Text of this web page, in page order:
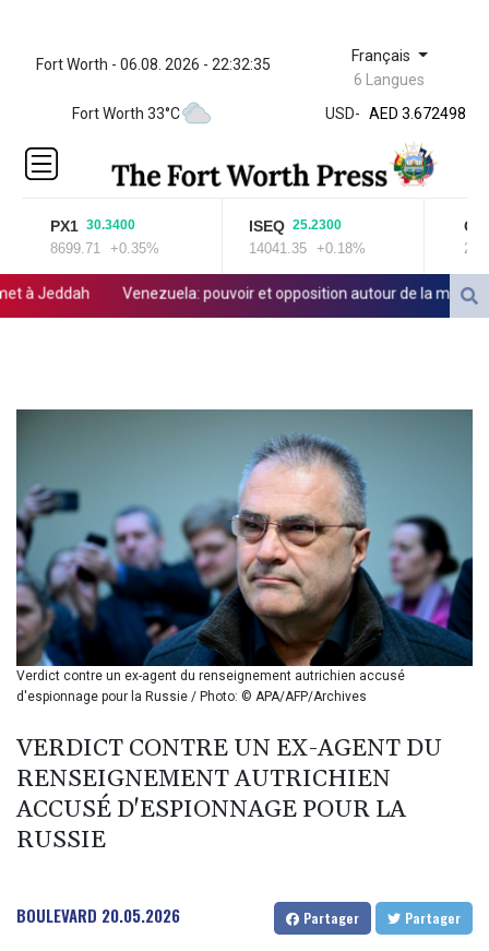
Fort Worth - 06.08. 2026 - 22:32:35 Français
6 Langues
Fort Worth 33°C
USD-
ZWL
321.999592
AED 3.672498
AFN
ALL 80.778943
ARS 1499.7458
BIF 2990
BMD 1
BND 1.281981
BOB 12.092258
BRL 5.1235
BSD 0.999753
BTN 95.145446
BYN 2.960018
BZD 2.010681
CAD 1.401435
CLF 0.023195
CLP
PX1 30.3400
8699.71 +0.35%
ISEQ 25.2300
14041.35 +0.18% 2020
Jeddah Venezuela: pouvoir et opposition autour de la même
Verdict contre un ex-agent du renseignement autrichien accusé
d'espionnage pour la Russie / Photo: © APA/AFP/Archives
VERDICT CONTRE UN EX-AGENT DU
RENSEIGNEMENT AUTRICHIEN
ACCUSÉ D'ESPIONNAGE POUR LA
RUSSIE
BOULEVARD 20.05.2026 Partager Partager